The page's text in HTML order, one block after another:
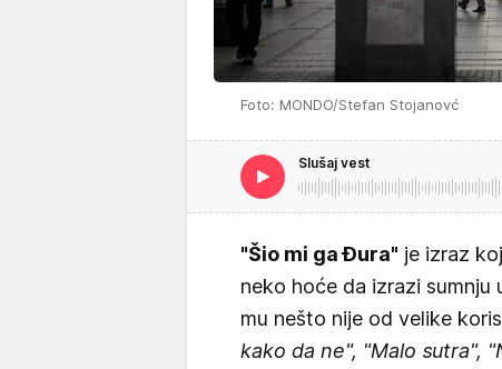
Foto: MONDO/Stefan Stojanovć
Slušaj vest
"Šio mi ga Đura" je izraz
neko hoće da izrazi
mu nešto nije od velike
kako da ne", "Malo sutra",